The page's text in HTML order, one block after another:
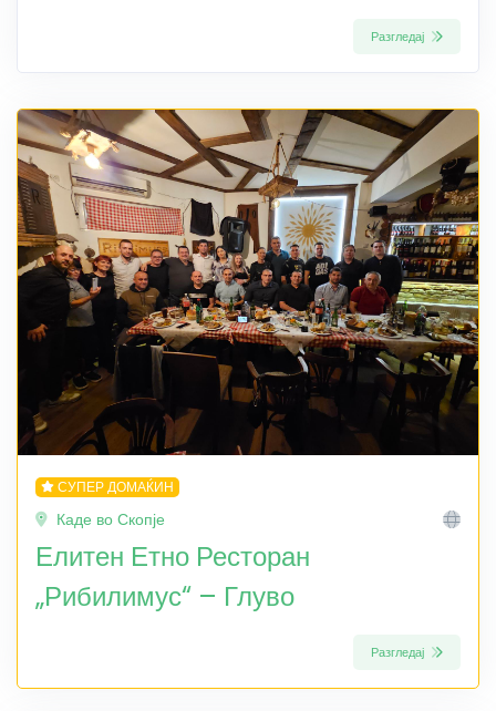
Разгледај
СУПЕР ДОМАЌИН
Каде во Скопје
Елитен Етно Ресторан
„Рибилимус“ – Глуво
Разгледај